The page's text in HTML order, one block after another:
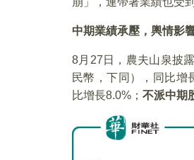
中期業績承壓，輿情影
8月27日，農夫山泉披
民幣，下同），同比增
比增長8.0%； 不派中期